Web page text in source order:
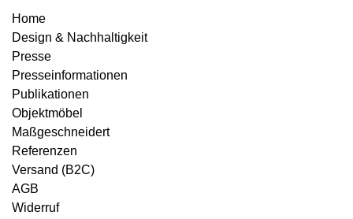
Home
Design & Nachhaltigkeit
Presse
Presseinformationen
Publikationen
Objektmöbel
Maßgeschneidert
Referenzen
Versand (B2C)
AGB
Widerruf